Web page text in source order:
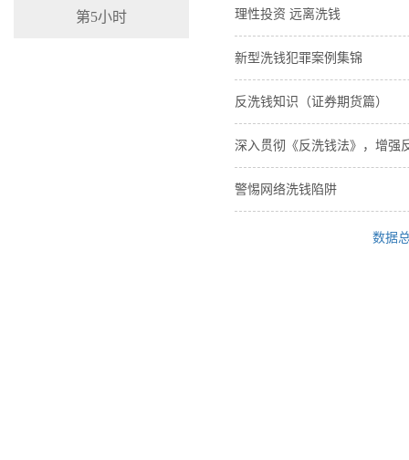
第5小时 理性投资 远离洗钱
新型洗钱犯罪案例集锦
反洗钱知识（证券期货篇）
深入贯彻《反洗钱法》，增强
警惕网络洗钱陷阱
数据